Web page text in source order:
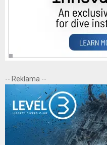
-- Reklama --